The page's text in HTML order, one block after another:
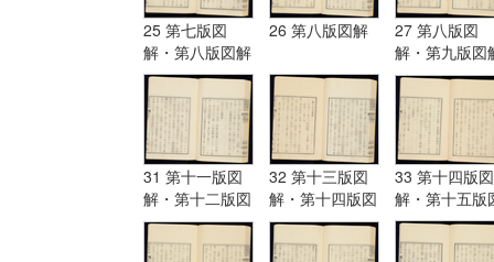
25 第七版図
解・第八版図解
26 第八版図解
27 第八版図
解・第九版図
31 第十一版図
解・第十二版図
解・第十三版図
解
32 第十三版図
解・第十四版図
解
33 第十四版図
解・第十五版
解